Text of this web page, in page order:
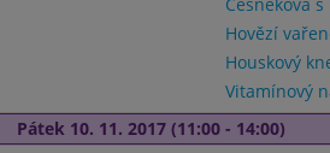
Hovězí
Houskový
Vitamínový
Pátek 10. 11. 2017 (11:00 - 14:00)